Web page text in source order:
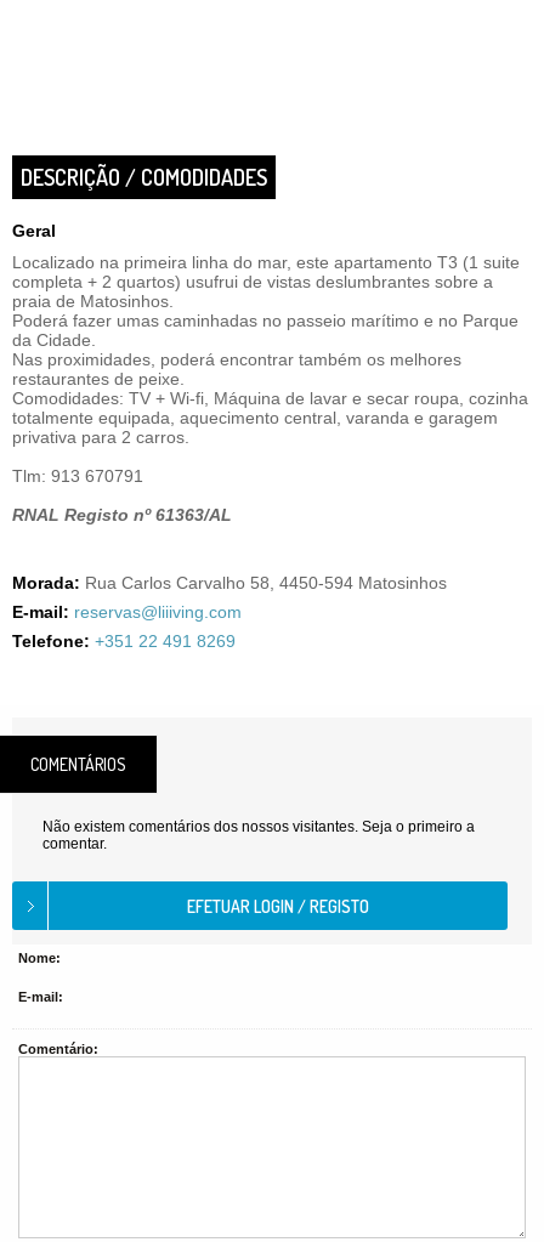
DESCRIÇÃO / COMODIDADES
Geral
Localizado na primeira linha do mar, este apartamento T3 (1 suite
completa + 2 quartos) usufrui de vistas deslumbrantes sobre a
praia de Matosinhos.
Poderá fazer umas caminhadas no passeio marítimo e no Parque
da Cidade.
Nas proximidades, poderá encontrar também os melhores
restaurantes de peixe.
Comodidades: TV + Wi-fi, Máquina de lavar e secar roupa, cozinha
totalmente equipada, aquecimento central, varanda e garagem
privativa para 2 carros.
Tlm: 913 670791
RNAL Registo nº 61363/AL
Morada: Rua Carlos Carvalho 58, 4450-594 Matosinhos
E-mail: reservas@liiiving.com
Telefone: +351 22 491 8269
COMENTÁRIOS
Não existem comentários dos nossos visitantes. Seja o primeiro a
comentar.
Nome:
E-mail:
Comentário: